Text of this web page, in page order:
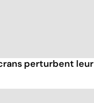
perturbent leur